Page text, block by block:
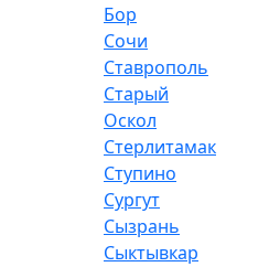
Бор
Сочи
Ставрополь
Старый
Оскол
Стерлитамак
Ступино
Сургут
Сызрань
Сыктывкар